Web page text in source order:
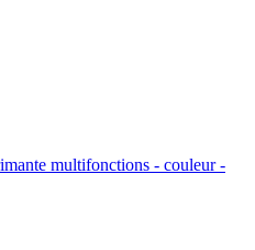
multifonctions - couleur -